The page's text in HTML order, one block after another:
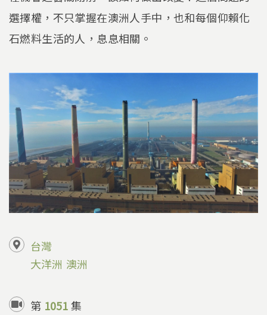
選擇權，不只掌握在澳洲人手中，也和每個仰賴化
石燃料生活的人，息息相關。
台灣
大洋洲 澳洲
第 1051集